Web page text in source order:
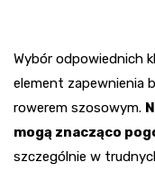
Wybór odpowiednich
element zapewnienia
rowerem szosowym.
mogą znacząco
szczególnie w